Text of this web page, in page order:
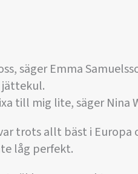
säger Emma
jättekul.
till mig lite, säger Nina
trots allt bäst i Europa
låg perfekt.